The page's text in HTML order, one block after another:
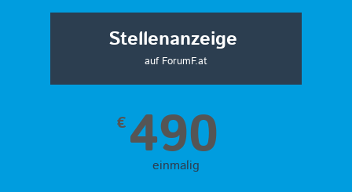
Stellenanzeige
auf ForumF.at
€ 490
einmalig